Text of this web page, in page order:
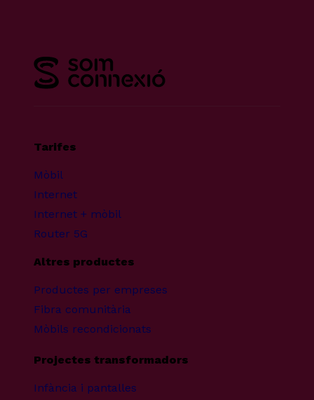
Tarifes
Mòbil
Internet
Internet + mòbil
Router 5G
Altres productes
Productes per empreses
Fibra comunitària
Mòbils recondicionats
Projectes transformadors
Infància i pantalles